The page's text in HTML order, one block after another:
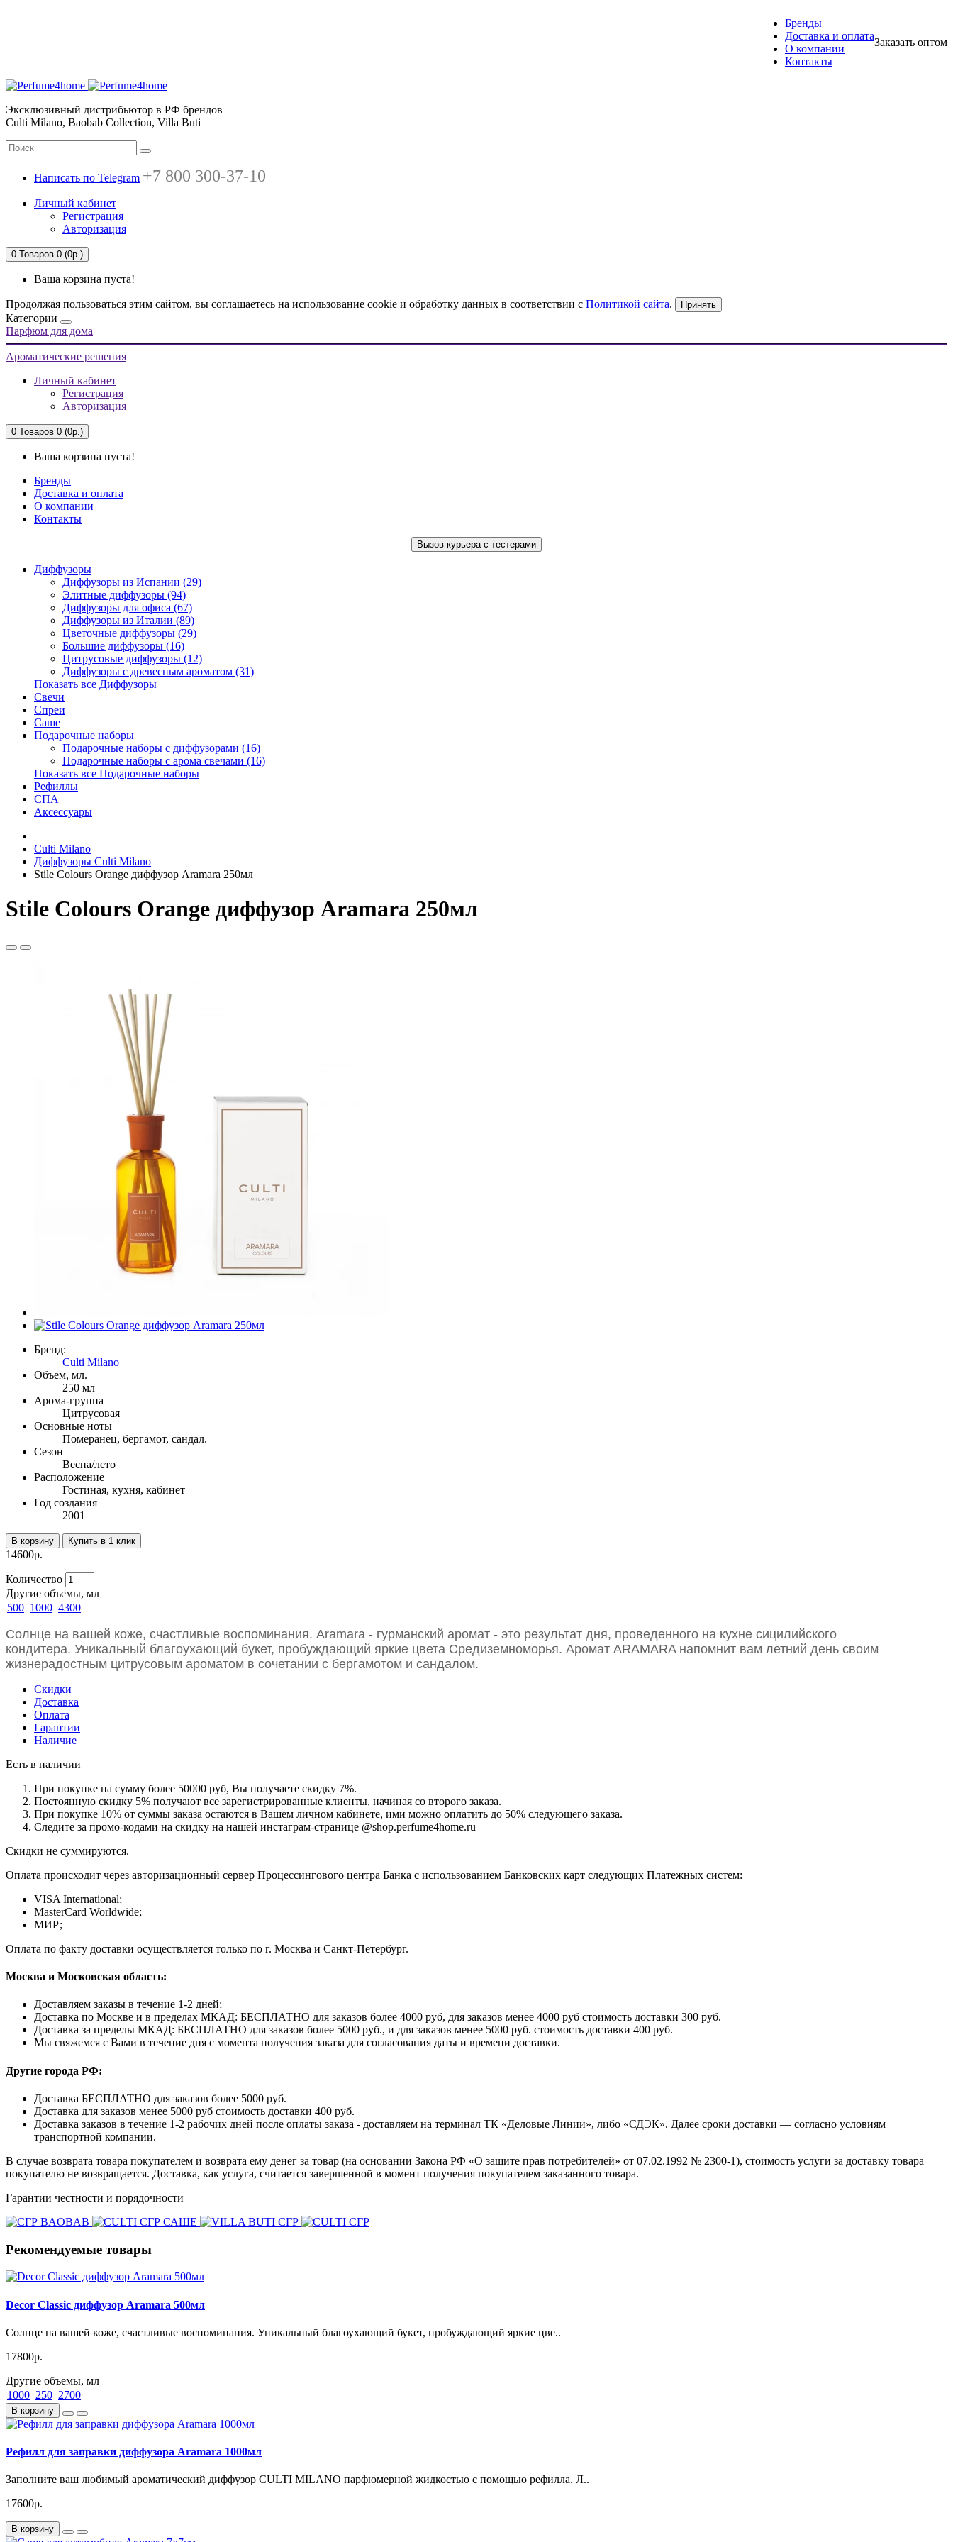
Бренды
Доставка и оплата
О компании
Контакты
Заказать оптом
Эксклюзивный дистрибьютор в РФ брендов
Culti Milano, Baobab Collection, Villa Buti
Написать по Telegram +7 800 300-37-10
Личный кабинет
Регистрация
Авторизация
0 Товаров 0 (0р.)
Ваша корзина пуста!
Продолжая пользоваться этим сайтом, вы соглашаетесь на использование cookie и обработку данных в соответствии с Политикой сайта. Принять
Категории
Парфюм для дома
Ароматические решения
Личный кабинет
Регистрация
Авторизация
0 Товаров 0 (0р.)
Ваша корзина пуста!
Бренды
Доставка и оплата
О компании
Контакты
Вызов курьера с тестерами
Диффузоры
Диффузоры из Испании (29)
Элитные диффузоры (94)
Диффузоры для офиса (67)
Диффузоры из Италии (89)
Цветочные диффузоры (29)
Большие диффузоры (16)
Цитрусовые диффузоры (12)
Диффузоры с древесным ароматом (31)
Показать все Диффузоры
Свечи
Спреи
Саше
Подарочные наборы
Подарочные наборы с диффузорами (16)
Подарочные наборы с арома свечами (16)
Показать все Подарочные наборы
Рефиллы
СПА
Аксессуары
Culti Milano
Диффузоры Culti Milano
Stile Colours Orange диффузор Aramara 250мл
Stile Colours Orange диффузор Aramara 250мл
Бренд:
Culti Milano
Объем, мл.
250 мл
Арома-группа
Цитрусовая
Основные ноты
Померанец, бергамот, сандал.
Сезон
Весна/лето
Расположение
Гостиная, кухня, кабинет
Год создания
2001
В корзину Купить в 1 клик
14600р.
Количество
Другие объемы, мл
500 1000 4300
Cолнце на вашей коже, счастливые воспоминания. Aramara - гурманский аромат - это результат дня, проведенного на кухне cицилийского
кондитера. Уникальный благоухающий букет, пробуждающий яркие цвета Средиземноморья. Аромат ARAMARA напомнит вам летний день своим
жизнерадостным цитрусовым ароматом в сочетании с бергамотом и сандалом.
Скидки
Доставка
Оплата
Гарантии
Наличие
Есть в наличии
При покупке на сумму более 50000 руб, Вы получаете скидку 7%.
Постоянную скидку 5% получают все зарегистрированные клиенты, начиная со второго заказа.
При покупке 10% от суммы заказа остаются в Вашем личном кабинете, ими можно оплатить до 50% следующего заказа.
Следите за промо-кодами на скидку на нашей инстаграм-странице @shop.perfume4home.ru
Скидки не суммируются.
Оплата происходит через авторизационный сервер Процессингового центра Банка с использованием Банковских карт следующих Платежных систем:
VISA International;
MasterCard Worldwide;
МИР;
Оплата по факту доставки осуществляется только по г. Москва и Санкт-Петербург.
Москва и Московская область:
Доставляем заказы в течение 1-2 дней;
Доставка по Москве и в пределах МКАД: БЕСПЛАТНО для заказов более 4000 руб, для заказов менее 4000 руб стоимость доставки 300 руб.
Доставка за пределы МКАД: БЕСПЛАТНО для заказов более 5000 руб., и для заказов менее 5000 руб. стоимость доставки 400 руб.
Мы свяжемся с Вами в течение дня с момента получения заказа для согласования даты и времени доставки.
Другие города РФ:
Доставка БЕСПЛАТНО для заказов более 5000 руб.
Доставка для заказов менее 5000 руб стоимость доставки 400 руб.
Доставка заказов в течение 1-2 рабочих дней после оплаты заказа - доставляем на терминал ТК «Деловые Линии», либо «СДЭК». Далее сроки доставки — согласно условиям
транспортной компании.
В случае возврата товара покупателем и возврата ему денег за товар (на основании Закона РФ «О защите прав потребителей» от 07.02.1992 № 2300-1), стоимость услуги за доставку товара
покупателю не возвращается. Доставка, как услуга, считается завершенной в момент получения покупателем заказанного товара.
Гарантии честности и порядочности
Рекомендуемые товары
Decor Classic диффузор Aramara 500мл
Cолнце на вашей коже, счастливые воспоминания. Уникальный благоухающий букет, пробуждающий яркие цве..
17800р.
Другие объемы, мл
1000 250 2700
В корзину
Рефилл для заправки диффузора Aramara 1000мл
Заполните ваш любимый ароматический диффузор CULTI MILANO парфюмерной жидкостью с помощью рефилла. Л..
17600р.
В корзину